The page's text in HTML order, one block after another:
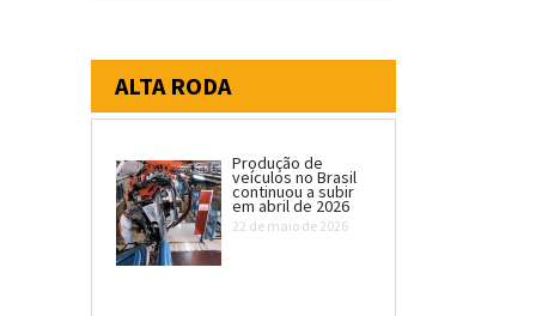
ALTA RODA
Produção de
veículos no Brasil
continuou a subir
em abril de 2026
22 de maio de 2026